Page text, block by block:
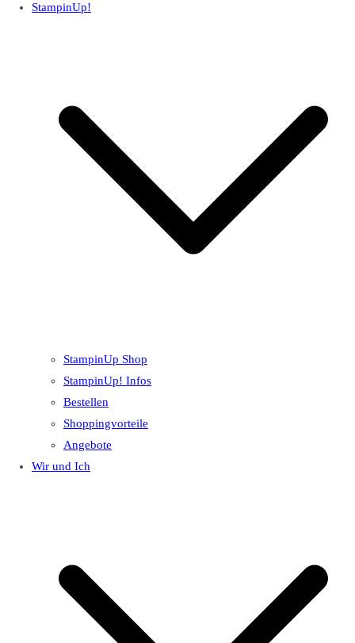
StampinUp!
StampinUp Shop
StampinUp! Infos
Bestellen
Shoppingvorteile
Angebote
Wir und Ich